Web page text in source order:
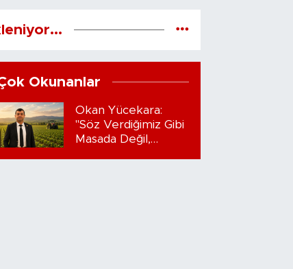
Okunanlar
Okan Yücekara:
"Söz Verdiğimiz Gibi
Masada Değil,